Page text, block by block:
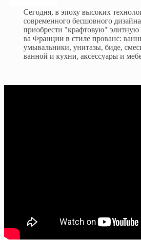
Сегодня, в эпоху высоких
современного бесшовного
приобрести "крафтовую" элитную
ва Франции в стиле прованс:
умывальники, унитазы, биде,
ванной и кухни, аксессуары и